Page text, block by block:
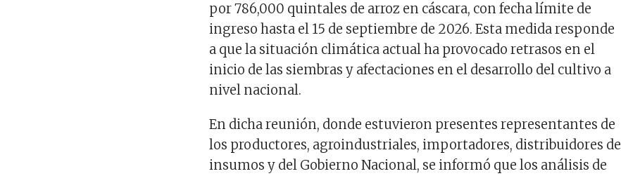
por 786,000 quintales de arroz en cáscara, con fecha límite de
ingreso hasta el 15 de septiembre de 2026. Esta medida responde
a que la situación climática actual ha provocado retrasos en el
inicio de las siembras y afectaciones en el desarrollo del cultivo a
nivel nacional.
En dicha reunión, donde estuvieron presentes representantes de
los productores, agroindustriales, importadores, distribuidores de
insumos y del Gobierno Nacional, se informó que los análisis de